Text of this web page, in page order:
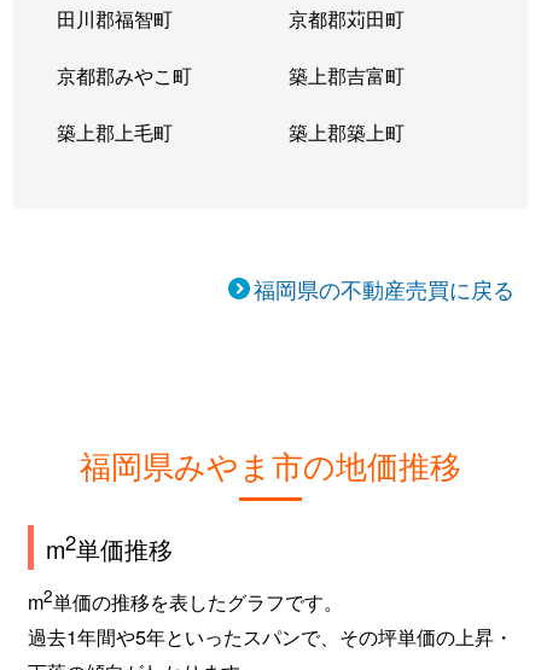
田川郡福智町 京都郡苅田町
京都郡みやこ町 築上郡吉富町
築上郡上毛町 築上郡築上町
福岡県の不動産売買に戻る
福岡県みやま市の地価推移
m2単価推移
m2単価の推移を表したグラフです。
過去1年間や5年といったスパンで、その坪単価の上昇・